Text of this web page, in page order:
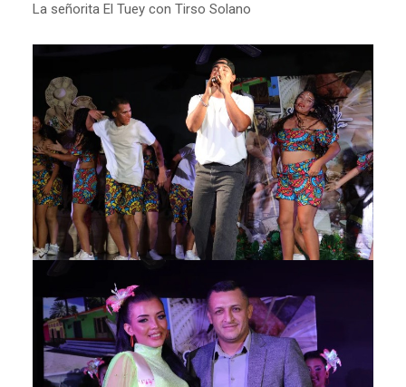
La señorita El Tuey con Tirso Solano